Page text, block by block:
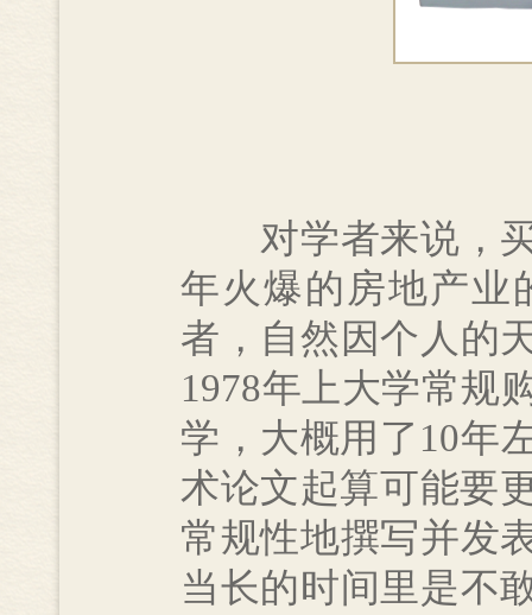
对学者来说，买
年火爆的房地产业
者，自然因个人的
1978年上大学常规
学，大概用了10年
术论文起算可能要
常规性地撰写并发
当长的时间里是不